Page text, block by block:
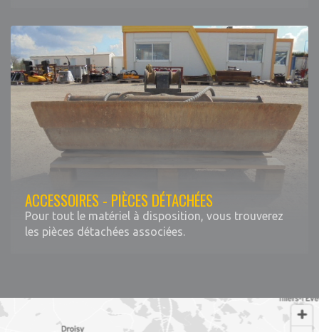
ACCESSOIRES - PIÈCES DÉTACHÉES
Pour tout le matériel à disposition, vous trouverez
les pièces détachées associées.